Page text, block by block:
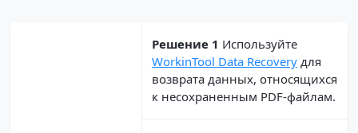
Решение 1 Используйте
WorkinTool Data Recoveryдля
возврата данных, относящихся
к несохраненным PDF-файлам.